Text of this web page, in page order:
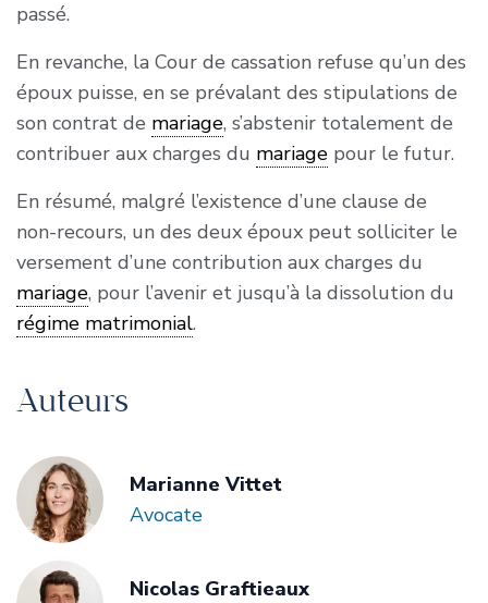
passé.
En revanche, la Cour de cassation refuse qu’un des
époux puisse, en se prévalant des stipulations de
son contrat de mariage, s’abstenir totalement de
contribuer aux charges du mariagepour le futur.
En résumé, malgré l’existence d’une clause de
non-recours, un des deux époux peut solliciter le
versement d’une contribution aux charges du
mariage, pour l’avenir et jusqu’à la dissolution du
régime matrimonial.
Auteurs
Marianne Vittet
Avocate
Nicolas Graftieaux